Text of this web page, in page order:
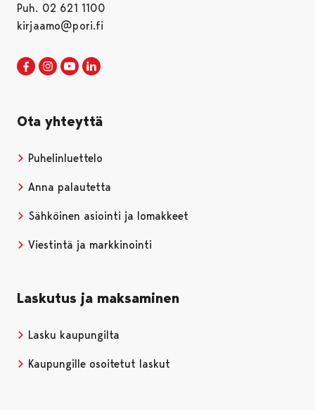
Puh. 02 621 1100
kirjaamo@pori.fi
Porin kaupunki Facebookissa
Avautuu uudessa välilehdessä
Porin kaupunki Instagramissa
Avautuu uudessa välilehdessä
Porin kaupunki Youtubessa
Avautuu uudessa välilehdessä
Ota yhteyttä
Puhelinluettelo
Anna palautetta
Sähköinen asiointi ja lomakkeet
Viestintä ja markkinointi
Laskutus ja maksaminen
Lasku kaupungilta
Kaupungille osoitetut laskut